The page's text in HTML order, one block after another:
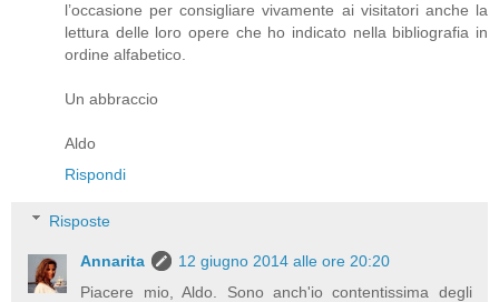
l’occasione per consigliare vivamente ai visitatori anche la
lettura delle loro opere che ho indicato nella bibliografia in
ordine alfabetico.
Un abbraccio
Aldo
Rispondi
Risposte
Annarita
12 giugno 2014 alle ore 20:20
Piacere mio, Aldo. Sono anch'io contentissima degli